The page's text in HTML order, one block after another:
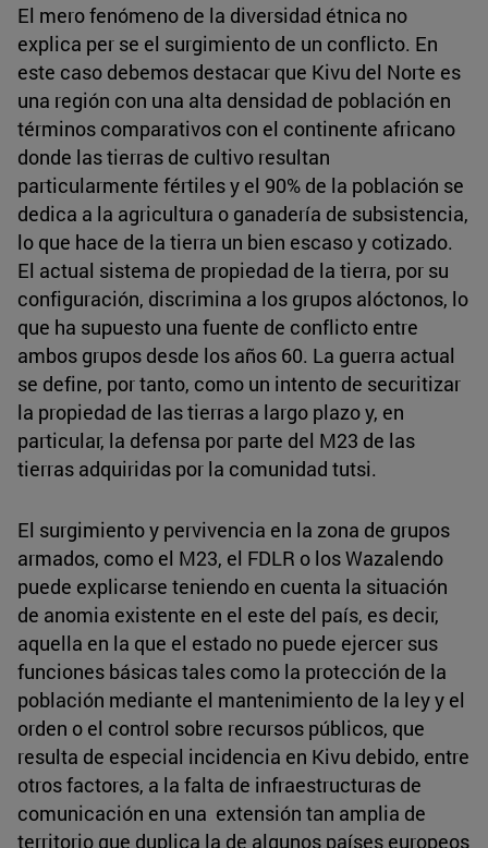
El mero fenómeno de la diversidad étnica no
explica per se el surgimiento de un conflicto. En
este caso debemos destacar que Kivu del Norte es
una región con una alta densidad de población en
términos comparativos con el continente africano
donde las tierras de cultivo resultan
particularmente fértiles y el 90% de la población se
dedica a la agricultura o ganadería de subsistencia,
lo que hace de la tierra un bien escaso y cotizado.
El actual sistema de propiedad de la tierra, por su
configuración, discrimina a los grupos alóctonos, lo
que ha supuesto una fuente de conflicto entre
ambos grupos desde los años 60. La guerra actual
se define, por tanto, como un intento de securitizar
la propiedad de las tierras a largo plazo y, en
particular, la defensa por parte del M23 de las
tierras adquiridas por la comunidad tutsi.
El surgimiento y pervivencia en la zona de grupos
armados, como el M23, el FDLR o los Wazalendo
puede explicarse teniendo en cuenta la situación
de anomia existente en el este del país, es decir,
aquella en la que el estado no puede ejercer sus
funciones básicas tales como la protección de la
población mediante el mantenimiento de la ley y el
orden o el control sobre recursos públicos, que
resulta de especial incidencia en Kivu debido, entre
otros factores, a la falta de infraestructuras de
comunicación en una extensión tan amplia de
territorio que duplica la de algunos países europeos